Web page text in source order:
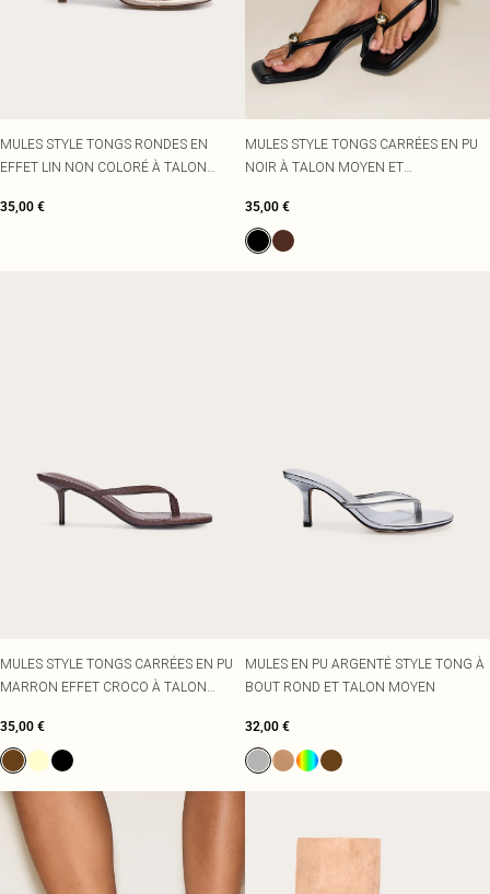
MULES STYLE TONGS RONDES EN
EFFET LIN NON COLORÉ À TALON
35,00 €
MULES STYLE TONGS CARRÉES EN PU
NOIR À TALON MOYEN ET
35,00 €
MULES STYLE TONGS CARRÉES EN PU
MARRON EFFET CROCO À TALON
35,00 €
MULES EN PU ARGENTÉ STYLE TONG À
BOUT ROND ET TALON MOYEN
32,00 €